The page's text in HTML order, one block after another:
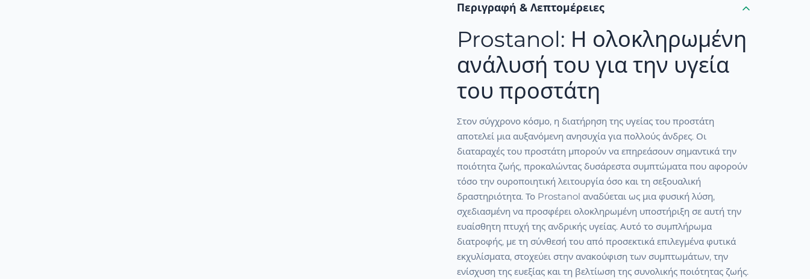
Περιγραφή & Λεπτομέρειες
Prostanol: Η ολοκληρωμένη
ανάλυσή του για την υγεία
του προστάτη
Στον σύγχρονο κόσμο, η διατήρηση της υγείας του προστάτη
αποτελεί μια αυξανόμενη ανησυχία για πολλούς άνδρες. Οι
διαταραχές του προστάτη μπορούν να επηρεάσουν σημαντικά την
ποιότητα ζωής, προκαλώντας δυσάρεστα συμπτώματα που αφορούν
τόσο την ουροποιητική λειτουργία όσο και τη σεξουαλική
δραστηριότητα. Το Prostanol αναδύεται ως μια φυσική λύση,
σχεδιασμένη να προσφέρει ολοκληρωμένη υποστήριξη σε αυτή την
ευαίσθητη πτυχή της ανδρικής υγείας. Αυτό το συμπλήρωμα
διατροφής, με τη σύνθεσή του από προσεκτικά επιλεγμένα φυτικά
εκχυλίσματα, στοχεύει στην ανακούφιση των συμπτωμάτων, την
ενίσχυση της ευεξίας και τη βελτίωση της συνολικής ποιότητας ζωής.